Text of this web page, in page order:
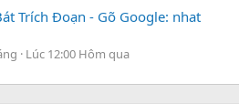
Trích Đoạn - Gõ Google: nhat
Lúc 12:00 Hôm qua